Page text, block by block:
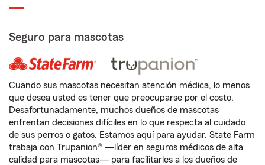
Seguro para mascotas
Cuando sus mascotas necesitan atención médica, lo menos
que desea usted es tener que preocuparse por el costo.
Desafortunadamente, muchos dueños de mascotas
enfrentan decisiones difíciles en lo que respecta al cuidado
de sus perros o gatos. Estamos aquí para ayudar. State Farm
trabaja con Trupanion® —líder en seguros médicos de alta
calidad para mascotas— para facilitarles a los dueños de